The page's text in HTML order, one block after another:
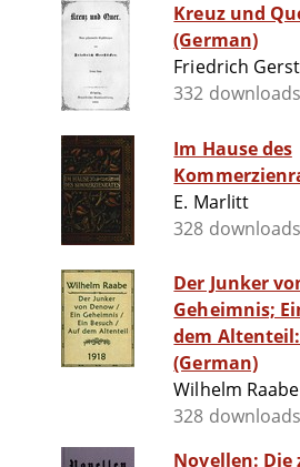
Kreuz und
(German)
Friedrich
332 downloads
Im Hause des
E. Marlitt
328 downloads
Der Junker
Geheimnis;
dem
(German)
Wilhelm Raabe
328 downloads
Novellen: Die